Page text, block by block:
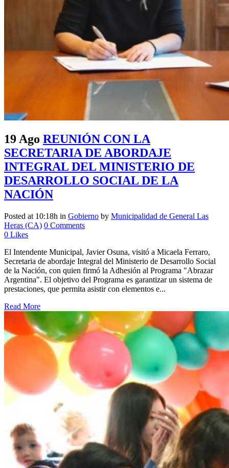
19 Ago REUNIÓN CON LA
SECRETARIA DE ABORDAJE
INTEGRAL DEL MINISTERIO DE
DESARROLLO SOCIAL DE LA
NACIÓN
Posted at 10:18h in Gobierno by Municipalidad de General Las
Heras (CA) 0 Comments
0 Likes
El Intendente Municipal, Javier Osuna, visitó a Micaela Ferraro,
Secretaria de abordaje Integral del Ministerio de Desarrollo Social
de la Nación, con quien firmó la Adhesión al Programa "Abrazar
Argentina". El objetivo del Programa es garantizar un sistema de
prestaciones, que permita asistir con elementos e...
Read More